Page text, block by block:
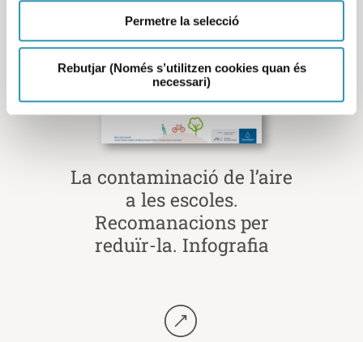
Permetre la selecció
Rebutjar (Només s’utilitzen cookies quan és
necessari)
La contaminació de l’aire
a les escoles.
Recomanacions per
reduïr-la. Infografia